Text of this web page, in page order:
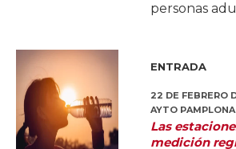
personas
ENTRADA
22 DE FEBRERO
AYTO PAMPLONA
Las
medición